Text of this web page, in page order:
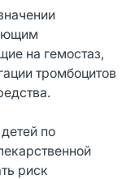
на гемостаз,
тромбоцитов
по
риск